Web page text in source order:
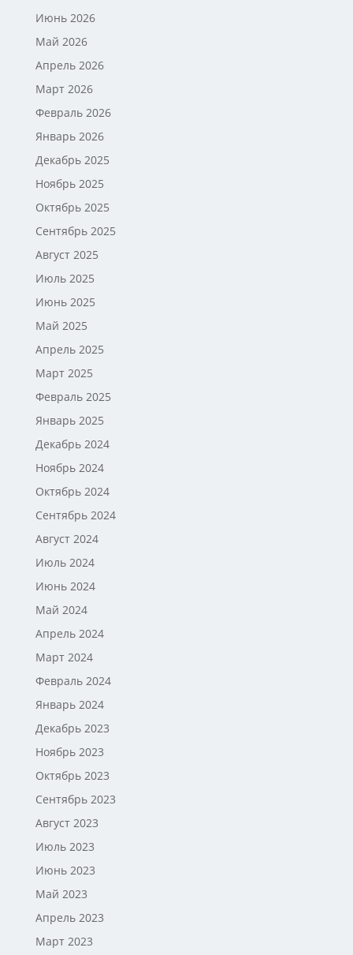
Июнь 2026
Май 2026
Апрель 2026
Март 2026
Февраль 2026
Январь 2026
Декабрь 2025
Ноябрь 2025
Октябрь 2025
Сентябрь 2025
Август 2025
Июль 2025
Июнь 2025
Май 2025
Апрель 2025
Март 2025
Февраль 2025
Январь 2025
Декабрь 2024
Ноябрь 2024
Октябрь 2024
Сентябрь 2024
Август 2024
Июль 2024
Июнь 2024
Май 2024
Апрель 2024
Март 2024
Февраль 2024
Январь 2024
Декабрь 2023
Ноябрь 2023
Октябрь 2023
Сентябрь 2023
Август 2023
Июль 2023
Июнь 2023
Май 2023
Апрель 2023
Март 2023